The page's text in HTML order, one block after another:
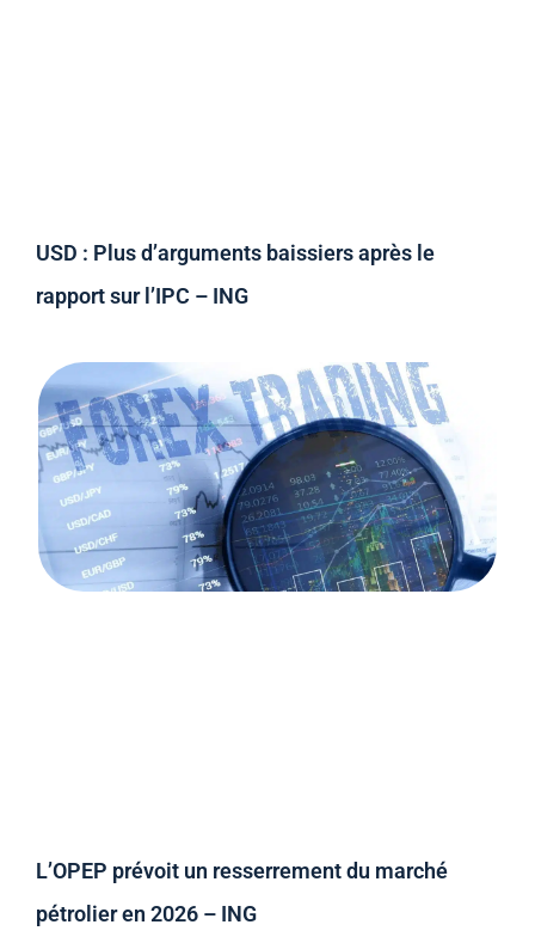
USD : Plus d’arguments baissiers après le
rapport sur l’IPC – ING
L’OPEP prévoit un resserrement du marché
pétrolier en 2026 – ING